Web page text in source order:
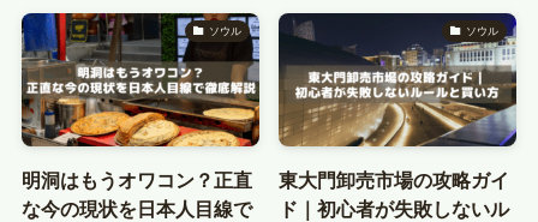
ソウル
明洞はもうオワコン？正直
な今の現状を日本人目線で
ソウル
東大門卸売市場の攻略ガイ
ド｜初心者が失敗しないル